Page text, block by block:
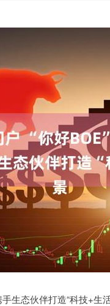
态伙伴打造“科技+生